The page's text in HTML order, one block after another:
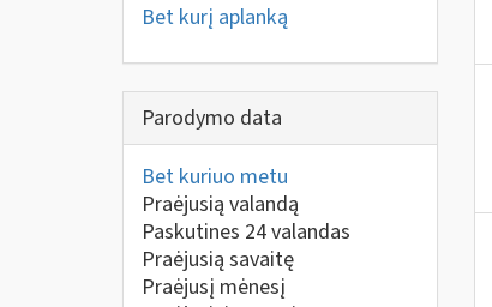
Bet kurį aplanką
Parodymo data
Bet kuriuo metu
Praėjusią valandą
Paskutines 24 valandas
Praėjusią savaitę
Praėjusį mėnesį